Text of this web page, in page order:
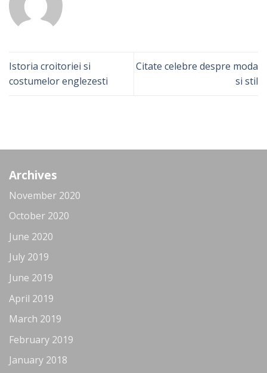
Istoria croitoriei si
costumelor englezesti
Citate celebre despre moda
si stil
Archives
November 2020
October 2020
June 2020
July 2019
June 2019
April 2019
March 2019
February 2019
January 2018